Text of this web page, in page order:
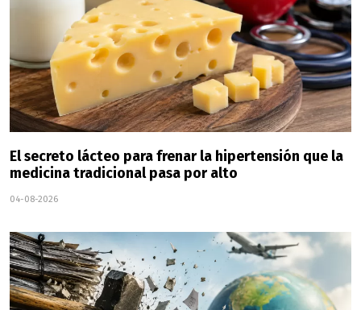
El secreto lácteo para frenar la hipertensión que la
medicina tradicional pasa por alto
04-08-2026